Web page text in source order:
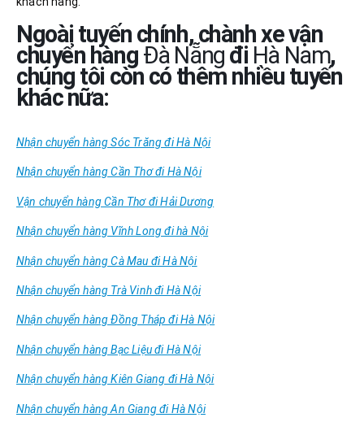
Ngoài tuyến chính, chành xe vận
chuyển hàng Đà Nẵng đi Hà Nam,
chúng tôi còn có thêm nhiều tuyến
khác nữa:
Nhận chuyển hàng Sóc Trăng đi Hà Nội
Nhận chuyển hàng Cần Thơ đi Hà Nội
Vận chuyển hàng Cần Thơ đi Hải Dương
Nhận chuyển hàng Vĩnh Long đi hà Nội
Nhận chuyển hàng Cà Mau đi Hà Nội
Nhận chuyển hàng Trà Vinh đi Hà Nội
Nhận chuyển hàng Đồng Tháp đi Hà Nội
Nhận chuyển hàng Bạc Liệu đi Hà Nội
Nhận chuyển hàng Kiên Giang đi Hà Nội
Nhận chuyển hàng An Giang đi Hà Nội